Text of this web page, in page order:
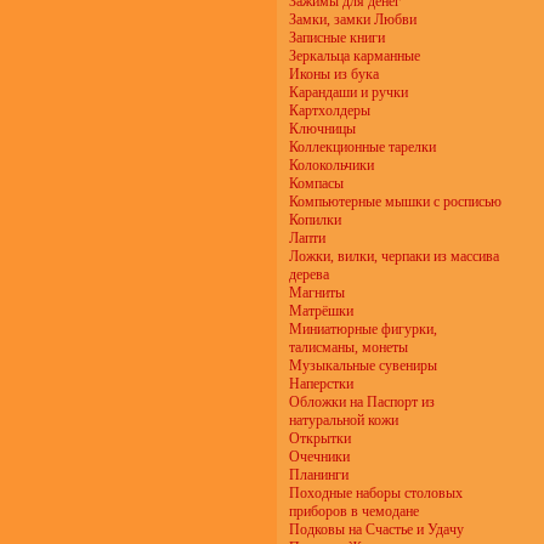
Замки, замки Любви
Записные книги
Зеркальца карманные
Иконы из бука
Карандаши и ручки
Картхолдеры
Ключницы
Коллекционные тарелки
Колокольчики
Компасы
Компьютерные мышки с росписью
Копилки
Лапти
Ложки, вилки, черпаки из массива
дерева
Магниты
Матрёшки
Миниатюрные фигурки,
талисманы, монеты
Музыкальные сувениры
Наперстки
Обложки на Паспорт из
натуральной кожи
Открытки
Очечники
Планинги
Походные наборы столовых
приборов в чемодане
Подковы на Счастье и Удачу